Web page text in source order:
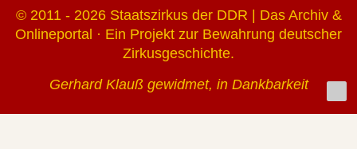
© 2011 - 2026 Staatszirkus der DDR | Das Archiv &
Onlineportal · Ein Projekt zur Bewahrung deutscher
Zirkusgeschichte.
Gerhard Klauß gewidmet, in Dankbarkeit